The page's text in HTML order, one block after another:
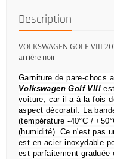
Description
VOLKSWAGEN GOLF VIII
arrière noir
Garniture de pare-chocs
Volkswagen Golf VIII
voiture, car il a à la fois
aspect décoratif. La
(température -40°C /
(humidité). Ce n'est pas
est en acier inoxydable
est parfaitement